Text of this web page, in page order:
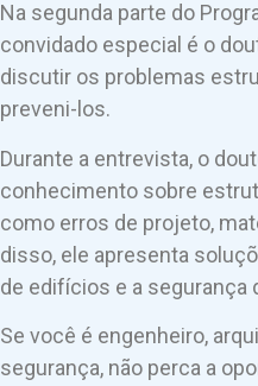
Na segunda parte do
convidado especial é o
discutir os problemas
preveni-los.
Durante a entrevista, o
conhecimento sobre
como erros de projeto,
disso, ele apresenta
de edifícios e a segurança
Se você é engenheiro,
segurança, não perca a